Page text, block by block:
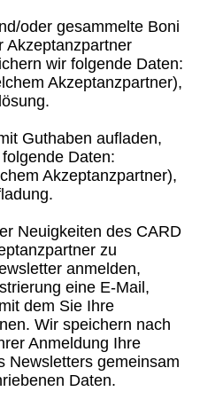
oder gesammelte Boni
Akzeptanzpartner
wir folgende Daten:
Akzeptanzpartner),
Guthaben aufladen,
Daten:
Akzeptanzpartner),
Neuigkeiten des CARD
zu
anmelden,
eine E-Mail,
dem Sie Ihre
Wir speichern nach
Anmeldung Ihre
Newsletters gemeinsam
Daten.